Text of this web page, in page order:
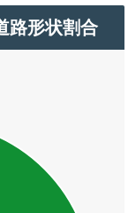
路形状割合